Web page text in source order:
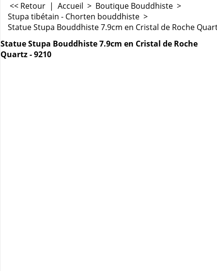
<< Retour | Accueil > Boutique Bouddhiste >
Stupa tibétain - Chorten bouddhiste >
Statue Stupa Bouddhiste 7.9cm en Cristal de Roche
Statue Stupa Bouddhiste 7.9cm en Cristal de Roche
Quartz - 9210